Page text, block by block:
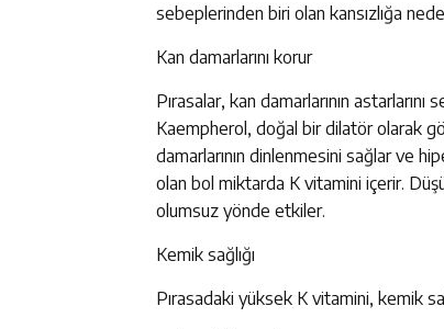
sebeplerinden biri olan kansızlığa
Kan damarlarını korur
Pırasalar, kan damarlarının
Kaempherol, doğal bir dilatör olarak
damarlarının dinlenmesini sağlar ve
olan bol miktarda K vitamini içerir.
olumsuz yönde etkiler.
Kemik sağlığı
Pırasadaki yüksek K vitamini, kemik